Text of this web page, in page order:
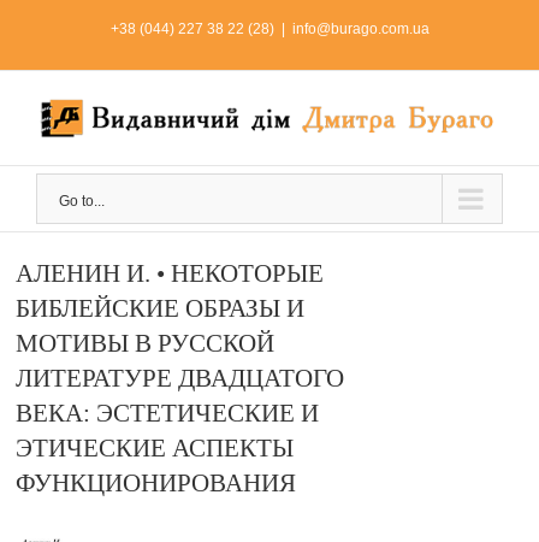
+38 (044) 227 38 22 (28) info@burago.com.ua
Go to...
АЛЕНИН И. • НЕКОТОРЫЕ
БИБЛЕЙСКИЕ ОБРАЗЫ И
МОТИВЫ В РУССКОЙ
ЛИТЕРАТУРЕ ДВАДЦАТОГО
ВЕКА: ЭСТЕТИЧЕСКИЕ И
ЭТИЧЕСКИЕ АСПЕКТЫ
ФУНКЦИОНИРОВАНИЯ